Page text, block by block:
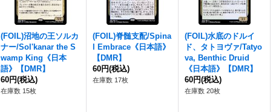
(FOIL)沼地の王ソルカ
ナー/Sol'kanar the S
wamp King《日本
語》【DMR】
60円(税込)
在庫数 15枚
(FOIL)脊髄支配/Spina
l Embrace《日本語》
【DMR】
60円(税込)
在庫数 17枚
(FOIL)水底のドルイ
ド、タトヨヴァ/Tatyo
va, Benthic Druid
《日本語》【DMR】
60円(税込)
在庫数 20枚